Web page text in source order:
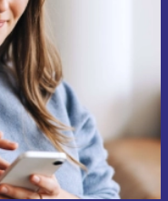
offre.
données personnelles